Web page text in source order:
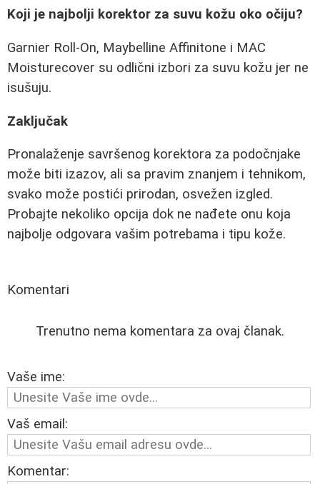
Koji je najbolji korektor za suvu kožu oko očiju?
Garnier Roll-On, Maybelline Affinitone i MAC
Moisturecover su odlični izbori za suvu kožu jer ne
isušuju.
Zaključak
Pronalaženje savršenog korektora za podočnjake
može biti izazov, ali sa pravim znanjem i tehnikom,
svako može postići prirodan, osvežen izgled.
Probajte nekoliko opcija dok ne nađete onu koja
najbolje odgovara vašim potrebama i tipu kože.
Komentari
Trenutno nema komentara za ovaj članak.
Vaše ime:
Vaš email:
Komentar: